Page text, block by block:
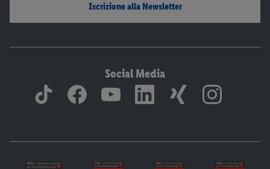
Iscrizione alla Newsletter
Social Media